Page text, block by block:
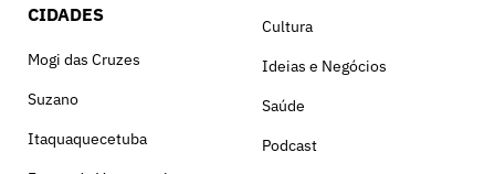
CIDADES
Mogi das Cruzes
Suzano
Itaquaquecetuba
Cultura
Ideias e Negócios
Saúde
Podcast